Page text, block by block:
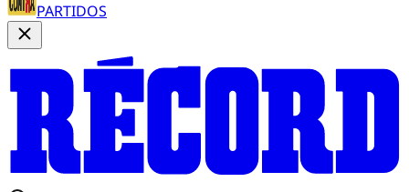
PARTIDOS